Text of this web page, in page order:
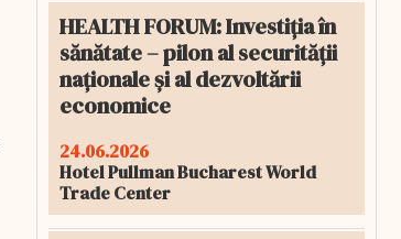
HEALTH FORUM: Investiția în
sănătate – pilon al securității
naționale și al dezvoltării
economice
24.06.2026
Hotel Pullman Bucharest World
Trade Center